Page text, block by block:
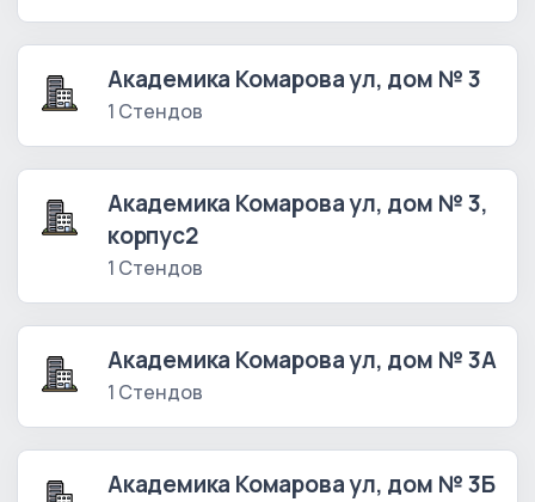
Академика Комарова ул, дом № 3
1 Стендов
Академика Комарова ул, дом № 3,
корпус2
1 Стендов
Академика Комарова ул, дом № 3А
1 Стендов
Академика Комарова ул, дом № 3Б